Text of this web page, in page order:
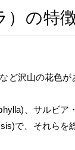
）の特
ど沢山の花色が
、サルビア
で、それらを